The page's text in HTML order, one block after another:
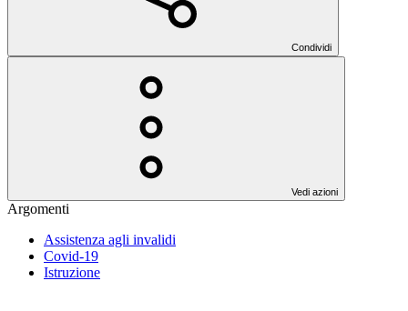
Condividi
Vedi azioni
Argomenti
Assistenza agli invalidi
Covid-19
Istruzione